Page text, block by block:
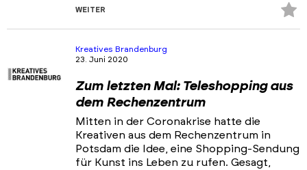
WEITER
Kreatives Brandenburg
23. Juni 2020
Zum letzten Mal: Teleshopping aus
dem Rechenzentrum
Mitten in der Coronakrise hatte die
Kreativen aus dem Rechenzentrum in
Potsdam die Idee, eine Shopping-Sendung
für Kunst ins Leben zu rufen. Gesagt,